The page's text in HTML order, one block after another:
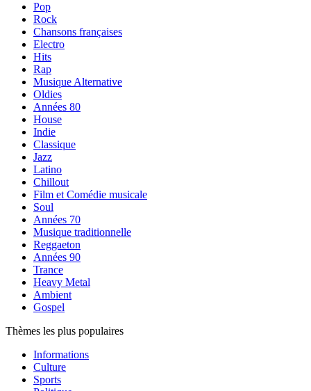
Pop
Rock
Chansons françaises
Electro
Hits
Rap
Musique Alternative
Oldies
Années 80
House
Indie
Classique
Jazz
Latino
Chillout
Film et Comédie musicale
Soul
Années 70
Musique traditionnelle
Reggaeton
Années 90
Trance
Heavy Metal
Ambient
Gospel
Thèmes les plus populaires
Informations
Culture
Sports